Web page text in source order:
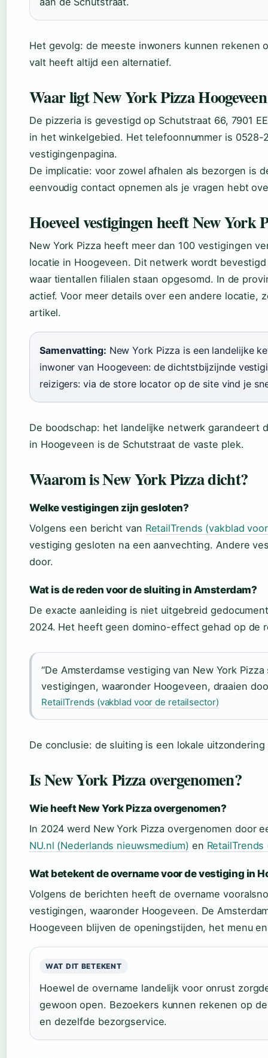
Het gevolg: de meeste inwoners kunnen rekenen
valt heeft altijd een alternatief.
Waar ligt New York Pizza
De pizzeria is gevestigd op Schutstraat 66, 7901
in het winkelgebied. Het telefoonnummer is
vestigingenpagina.
De implicatie: voor zowel afhalen als bezorgen is
eenvoudig contact opnemen als je vragen hebt
Hoeveel vestigingen heeft New York
New York Pizza heeft meer dan 100 vestigingen
locatie in Hoogeveen. Dit netwerk wordt
waar tientallen filialen staan opgesomd. In de
actief. Voor meer details over een andere locatie,
artikel.
Samenvatting: New York Pizza is een landelijke
inwoner van Hoogeveen: de dichtstbijzijnde
reizigers: via de store locator op de site vind je
De boodschap: het landelijke netwerk garandeert
in Hoogeveen is de Schutstraat de vaste plek.
Waarom is New York Pizza dicht?
Welke vestigingen zijn gesloten?
Volgens een bericht van RetailTrends (vakblad
vestiging gesloten na een aanvechting. Andere
door.
Wat is de reden voor de sluiting in Amsterdam?
De exacte aanleiding is niet uitgebreid
2024. Het heeft geen domino-effect gehad op de
“De Amsterdamse vestiging van New York
vestigingen, waaronder Hoogeveen, draaien
RetailTrends (vakblad voor de retailsector)
De conclusie: de sluiting is een lokale
Is New York Pizza overgenomen?
Wie heeft New York Pizza overgenomen?
In 2024 werd New York Pizza overgenomen door
NU.nl (Nederlands nieuwsmedium) en
Wat betekent de overname voor de vestiging in
Volgens de berichten heeft de overname
vestigingen, waaronder Hoogeveen. De
Hoogeveen blijven de openingstijden, het menu
WAT DIT BETEKENT
Hoewel de overname landelijk voor onrust
gewoon open. Bezoekers kunnen rekenen op
en dezelfde bezorgservice.